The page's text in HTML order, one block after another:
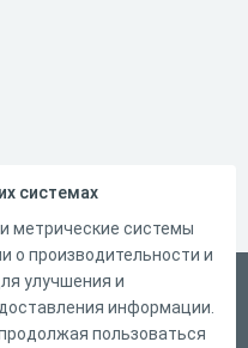
системах
метрические системы
о производительности и
улучшения и
информации.
пользоваться